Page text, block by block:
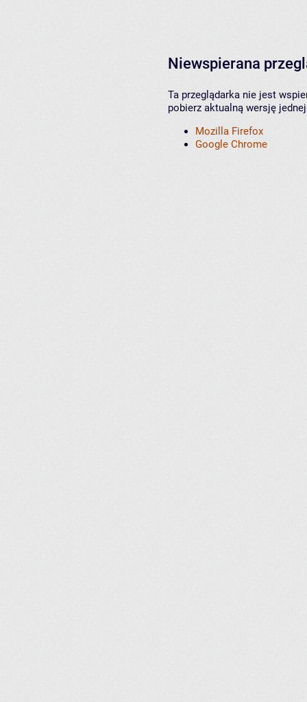
Niewspierana
Ta przeglądarka nie jest
pobierz aktualną wersję
Mozilla Firefox
Google Chrome